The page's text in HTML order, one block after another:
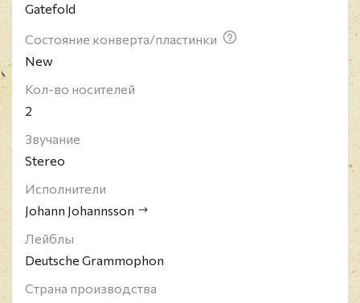
Gatefold
Состояние конверта/пластинки
New
Кол-во носителей
2
Звучание
Stereo
Исполнители
Johann Johannsson
Лейблы
Deutsche Grammophon
Страна производства